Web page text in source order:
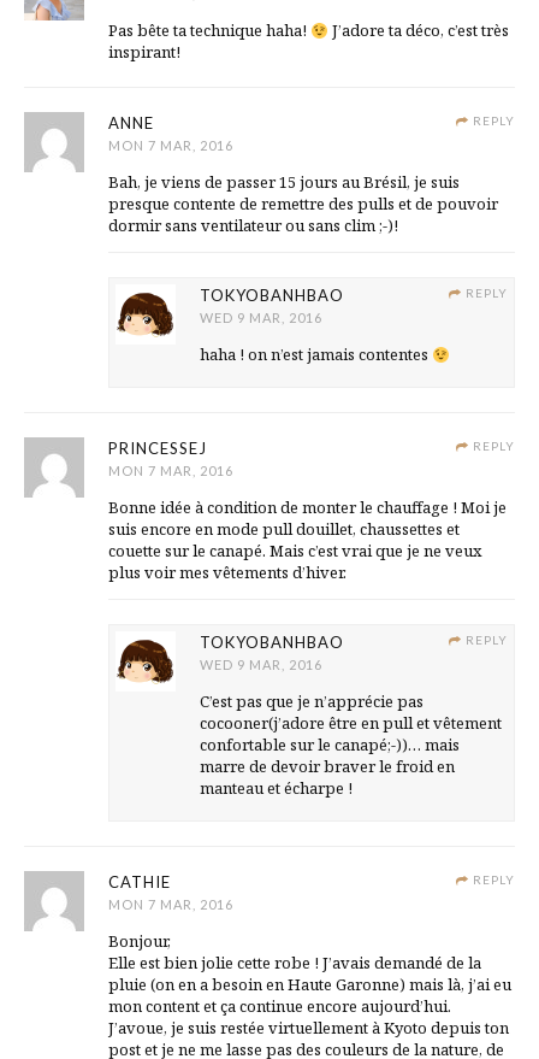
Pas bête ta technique haha!
J’adore ta déco, c’est très
inspirant!
REPLY
ANNE
MON 7 MAR, 2016
Bah, je viens de passer 15 jours au Brésil, je suis
presque contente de remettre des pulls et de pouvoir
dormir sans ventilateur ou sans clim ;-)!
REPLY
TOKYOBANHBAO
WED 9 MAR, 2016
haha ! on n’est jamais contentes
REPLY
PRINCESSEJ
MON 7 MAR, 2016
Bonne idée à condition de monter le chauffage ! Moi je
suis encore en mode pull douillet, chaussettes et
couette sur le canapé. Mais c’est vrai que je ne veux
plus voir mes vêtements d’hiver.
REPLY
TOKYOBANHBAO
WED 9 MAR, 2016
C’est pas que je n’apprécie pas
cocooner(j’adore être en pull et vêtement
confortable sur le canapé;-))… mais
marre de devoir braver le froid en
manteau et écharpe !
REPLY
CATHIE
MON 7 MAR, 2016
Bonjour,
Elle est bien jolie cette robe ! J’avais demandé de la
pluie (on en a besoin en Haute Garonne) mais là, j’ai eu
mon content et ça continue encore aujourd’hui.
J’avoue, je suis restée virtuellement à Kyoto depuis ton
post et je ne me lasse pas des couleurs de la nature, de